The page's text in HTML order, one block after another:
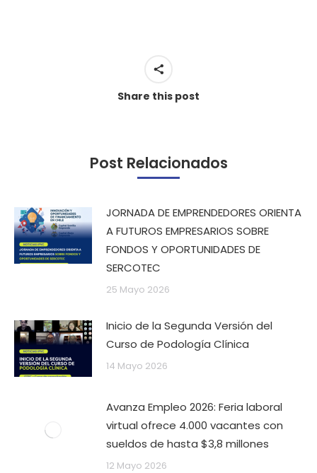
Share this post
Post Relacionados
JORNADA DE EMPRENDEDORES ORIENTA
A FUTUROS EMPRESARIOS SOBRE
FONDOS Y OPORTUNIDADES DE
SERCOTEC
25 Mayo 2026
Inicio de la Segunda Versión del
Curso de Podología Clínica
14 Mayo 2026
Avanza Empleo 2026: Feria laboral
virtual ofrece 4.000 vacantes con
sueldos de hasta $3,8 millones
12 Mayo 2026